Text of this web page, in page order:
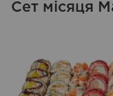
Сет місяця